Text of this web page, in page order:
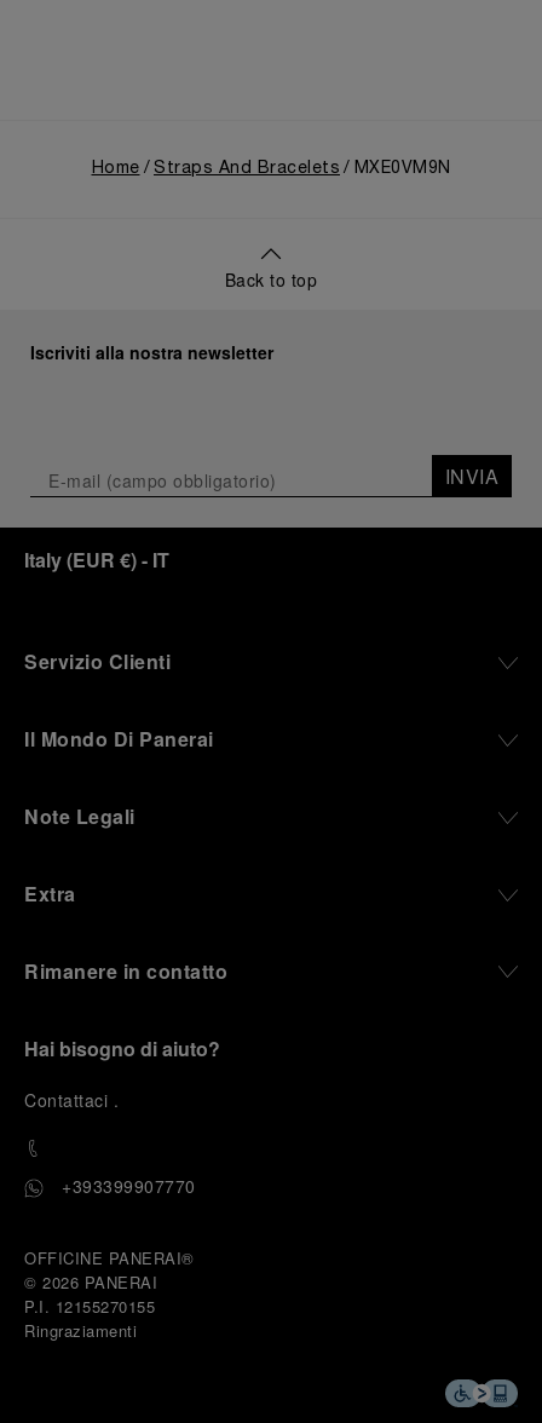
Home Straps And Bracelets MXE0VM9N
Back to top
Iscriviti alla nostra newsletter
INVIA
Italy(EUR €)- IT
Servizio Clienti
Il Mondo Di Panerai
Note Legali
Extra
Rimanere in contatto
Hai bisogno di aiuto?
Contattaci .
+393399907770
OFFICINE PANERAI®
© 2026 PANERAI
P.I. 12155270155
Ringraziamenti